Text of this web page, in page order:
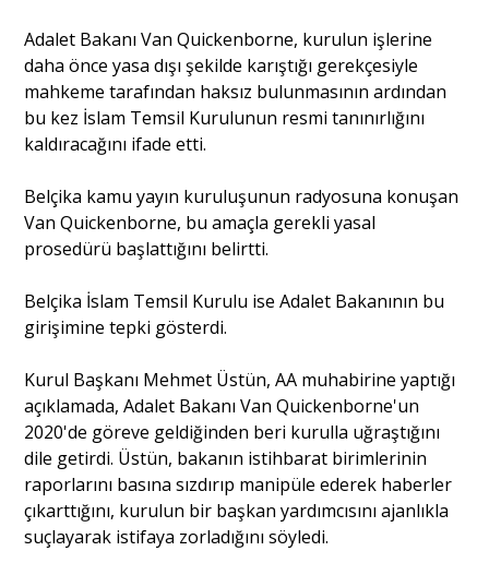
Yazı Dizisi
Yazarlar
Eğitim
Dosya Haber
Ankara Analiz
Sağlık
Adalet Bakanı Van Quickenborne, kurulun işlerine
daha önce yasa dışı şekilde karıştığı gerekçesiyle
mahkeme tarafından haksız bulunmasının ardından
bu kez İslam Temsil Kurulunun resmi tanınırlığını
kaldıracağını ifade etti.
Belçika kamu yayın kuruluşunun radyosuna konuşan
Van Quickenborne, bu amaçla gerekli yasal
prosedürü başlattığını belirtti.
Belçika İslam Temsil Kurulu ise Adalet Bakanının bu
girişimine tepki gösterdi.
Kurul Başkanı Mehmet Üstün, AA muhabirine yaptığı
açıklamada, Adalet Bakanı Van Quickenborne'un
2020'de göreve geldiğinden beri kurulla uğraştığını
dile getirdi. Üstün, bakanın istihbarat birimlerinin
raporlarını basına sızdırıp manipüle ederek haberler
çıkarttığını, kurulun bir başkan yardımcısını ajanlıkla
suçlayarak istifaya zorladığını söyledi.